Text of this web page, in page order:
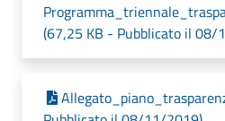
(67,25 KB - Pubblicato il 08/